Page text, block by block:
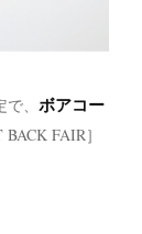
、 ボアコー
FAIR］